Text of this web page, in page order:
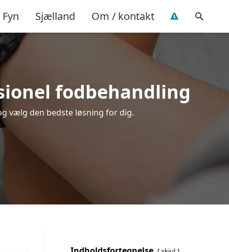
Fyn Sjælland Om / kontakt
fodbehandling
vælg den bedste løsning for dig.